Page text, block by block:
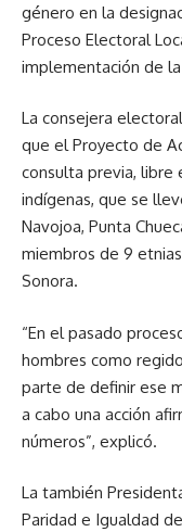
género en la
Proceso Electoral
implementación de
La consejera
que el Proyecto de
consulta previa, libre
indígenas, que se
Navojoa, Punta
miembros de 9
Sonora.
“En el pasado
hombres como
parte de definir ese
a cabo una acción
números”, explicó.
La también
Paridad e Igualdad